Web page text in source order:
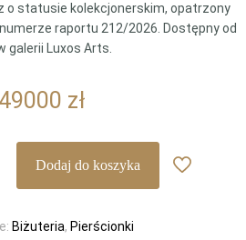
o statusie kolekcjonerskim, opatrzony
raportu 212/2026. Dostępny od
galerii Luxos Arts.
49000 zł
Dodaj do koszyka
Biżuteria, Pierścionki